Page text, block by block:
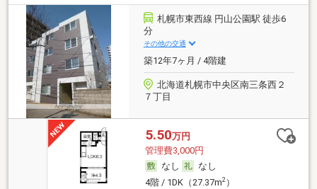
札幌市東西線 円山公園駅 徒歩6
分
その他の交通
築12年7ヶ月 / 4階建
北海道札幌市中央区南三条西２
７丁目
5.50万円
管理費3,000円
なし
なし
4階 / 1DK（27.37m2）